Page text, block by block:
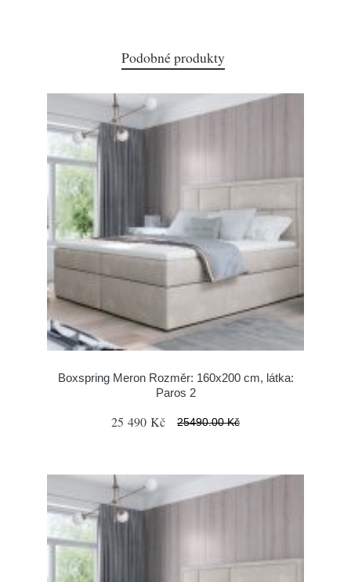
Podobné produkty
Boxspring Meron Rozměr: 160x200 cm, látka:
Paros 2
25 490 Kč 25490.00 Kč